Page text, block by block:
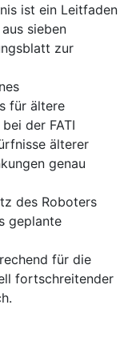
ist ein Leitfaden
sieben
zur
für ältere
der FATI
älterer
genau
des Roboters
geplante
für die
fortschreitender